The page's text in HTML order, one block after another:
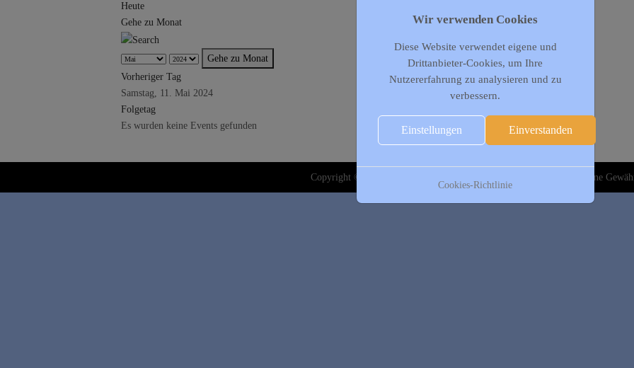
Heute
Gehe zu Monat
Gehe zu Monat
Vorheriger Tag
Samstag, 11. Mai 2024
Folgetag
Es wurden keine Events gefunden
Copyright © 2020-2026 DJK Gillrath 1911 e. V. Alle Angaben sind ohne
Wir verwenden Cookies
Diese Website verwendet eigene und
Drittanbieter-Cookies, um Ihre
Nutzererfahrung zu analysieren und zu
verbessern.
Einstellungen Einverstanden
Cookies-Richtlinie